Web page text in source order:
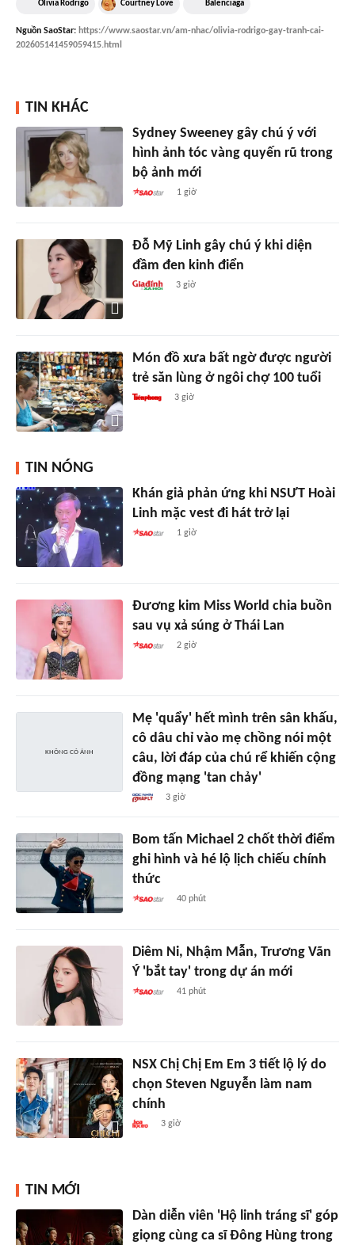
Olivia Rodrigo Courtney Love Balenciaga
Nguồn SaoStar: https://www.saostar.vn/am-nhac/olivia-rodrigo-gay-tranh-cai-
202605141459059415.html
TIN KHÁC
Sydney Sweeney gây chú ý với
hình ảnh tóc vàng quyến rũ trong
bộ ảnh mới
1 giờ
Đỗ Mỹ Linh gây chú ý khi diện
đầm đen kinh điển
3 giờ
Món đồ xưa bất ngờ được người
trẻ săn lùng ở ngôi chợ 100 tuổi
3 giờ
TIN NÓNG
Khán giả phản ứng khi NSƯT Hoài
Linh mặc vest đi hát trở lại
1 giờ
Đương kim Miss World chia buồn
sau vụ xả súng ở Thái Lan
2 giờ
Mẹ 'quẩy' hết mình trên sân khấu,
cô dâu chỉ vào mẹ chồng nói một
câu, lời đáp của chú rể khiến cộng
đồng mạng 'tan chảy'
3 giờ
Bom tấn Michael 2 chốt thời điểm
ghi hình và hé lộ lịch chiếu chính
thức
40 phút
Diêm Ni, Nhậm Mẫn, Trương Vãn
Ý 'bắt tay' trong dự án mới
41 phút
NSX Chị Chị Em Em 3 tiết lộ lý do
chọn Steven Nguyễn làm nam
chính
3 giờ
TIN MỚI
Dàn diễn viên 'Hộ linh tráng sĩ' góp
giọng cùng ca sĩ Đông Hùng trong